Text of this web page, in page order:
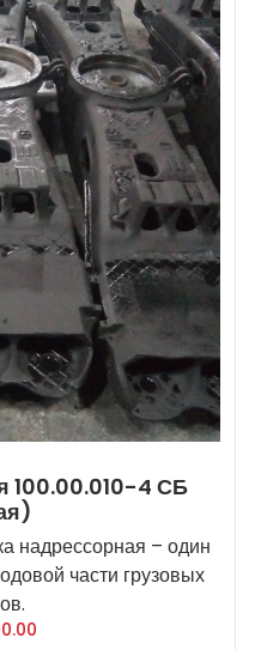
100.00.010-4 СБ
надрессорная – один
части грузовых